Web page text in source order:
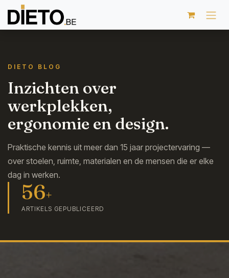
Overslaan naar inhoud
DIETO BLOG
Inzichten over
werkplekken,
ergonomie en design.
Praktische kennis uit meer dan 15 jaar projectervaring —
over stoelen, ruimte, materialen en de mensen die er elke
dag in werken.
56+
ARTIKELS GEPUBLICEERD